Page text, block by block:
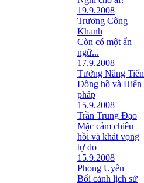
19.9.2008
Trương Công
Khanh
Còn có một ẩn
ngữ...
17.9.2008
Tưởng Năng Tiến
Đồng hồ và Hiến
pháp
15.9.2008
Trần Trung Đạo
Mặc cảm chiêu
hồi và khát vọng
tự do
15.9.2008
Phong Uyên
Bối cảnh lịch sử